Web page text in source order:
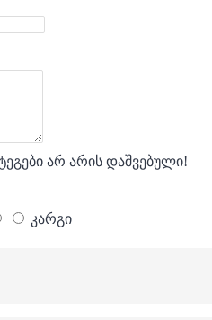
არ არის დაშვებული!
კარგი